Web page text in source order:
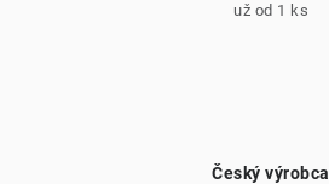
už od 1 ks
Český výrobca